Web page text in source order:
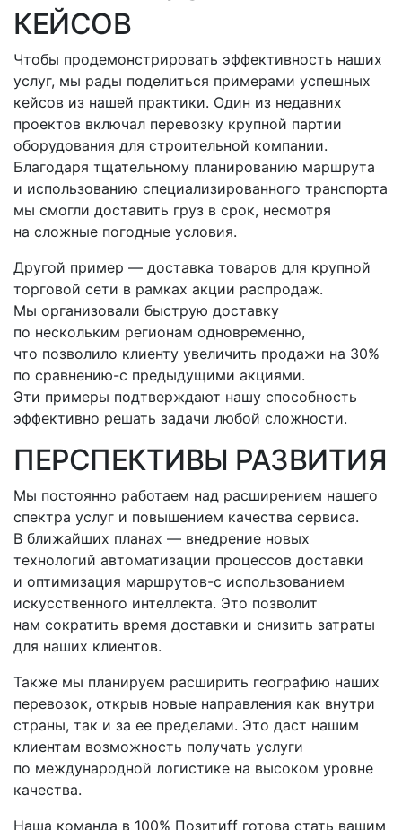
КЕЙСОВ
Чтобы продемонстрировать эффективность наших
услуг, мы рады поделиться примерами успешных
кейсов из нашей практики. Один из недавних
проектов включал перевозку крупной партии
оборудования для строительной компании.
Благодаря тщательному планированию маршрута
и использованию специализированного транспорта
мы смогли доставить груз в срок, несмотря
на сложные погодные условия.
Другой пример — доставка товаров для крупной
торговой сети в рамках акции распродаж.
Мы организовали быструю доставку
по нескольким регионам одновременно,
что позволило клиенту увеличить продажи на 30%
по сравнению-с предыдущими акциями.
Эти примеры подтверждают нашу способность
эффективно решать задачи любой сложности.
ПЕРСПЕКТИВЫ РАЗВИТИЯ
Мы постоянно работаем над расширением нашего
спектра услуг и повышением качества сервиса.
В ближайших планах — внедрение новых
технологий автоматизации процессов доставки
и оптимизация маршрутов-с использованием
искусственного интеллекта. Это позволит
нам сократить время доставки и снизить затраты
для наших клиентов.
Также мы планируем расширить географию наших
перевозок, открыв новые направления как внутри
страны, так и за ее пределами. Это даст нашим
клиентам возможность получать услуги
по международной логистике на высоком уровне
качества.
Наша команда в 100% Позитиff готова стать вашим